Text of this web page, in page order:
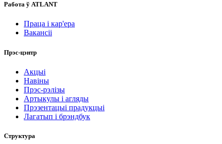
Работа ў ATLANT
Праца і кар'ера
Вакансіі
Прэс-цэнтр
Акцыі
Навіны
Прэс-рэлізы
Артыкулы і агляды
Прэзентацыі прадукцыі
Лагатып і брэндбук
Структура